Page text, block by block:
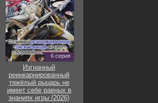
6 серия
Изгнанный
реинкарнированный
тяжёлый рыцарь не
имеет себе равных в
знаниях игры (2026)